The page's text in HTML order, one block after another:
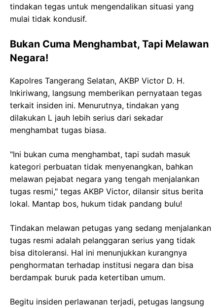
tindakan tegas untuk mengendalikan situasi yang
mulai tidak kondusif.
Bukan Cuma Menghambat, Tapi Melawan
Negara!
Kapolres Tangerang Selatan, AKBP Victor D. H.
Inkiriwang, langsung memberikan pernyataan tegas
terkait insiden ini. Menurutnya, tindakan yang
dilakukan L jauh lebih serius dari sekadar
menghambat tugas biasa.
"Ini bukan cuma menghambat, tapi sudah masuk
kategori perbuatan tidak menyenangkan, bahkan
melawan pejabat negara yang tengah menjalankan
tugas resmi," tegas AKBP Victor, dilansir situs berita
lokal. Mantap bos, hukum tidak pandang bulu!
Tindakan melawan petugas yang sedang menjalankan
tugas resmi adalah pelanggaran serius yang tidak
bisa ditoleransi. Hal ini menunjukkan kurangnya
penghormatan terhadap institusi negara dan bisa
berdampak buruk pada ketertiban umum.
Begitu insiden perlawanan terjadi, petugas langsung